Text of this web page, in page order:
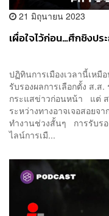
21 มิถุนายน 2023
เผื่อใจไว้ก่อน…ศึกชิงปร
ปฏิทินการเมืองเวลานี้เหมื
รับรองผลการเลือกตั้ง ส.ส
กระแสข่าวก่อนหน้า แต่ ส
ระหว่างทางอาจเจอสอยจา
ทำงานช่วงสั้นๆ การรับรอ
ไลน์การเมื...